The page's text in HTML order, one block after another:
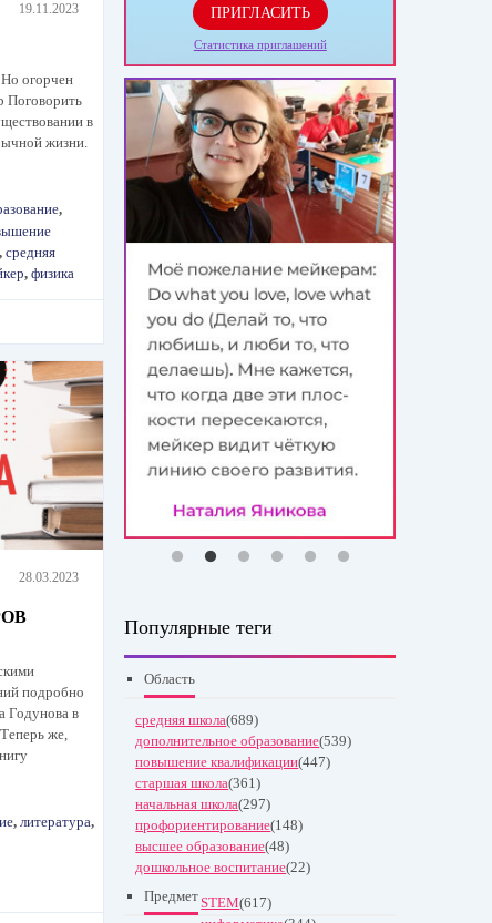
19.11.2023
огорчен
в
жизни.
,
,средняя
,физика
28.03.2023
подробно
Годунова в
же,
,литература,
ПРИГЛАСИТЬ
Статистика приглашений
Популярные теги
Область
средняя школа(689)
дополнительное образование(539)
повышение квалификации(447)
старшая школа(361)
начальная школа(297)
профориентирование(148)
высшее образование(48)
дошкольное воспитание(22)
ПредметSTEM(617)